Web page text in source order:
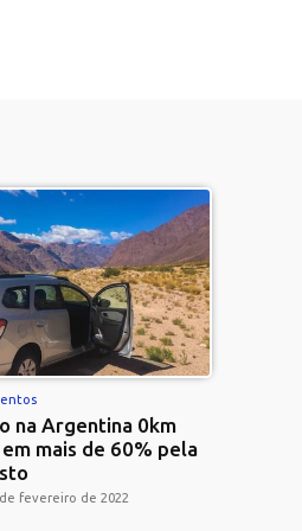
na Argentina 0km
mais de 60% pela
fevereiro de 2022